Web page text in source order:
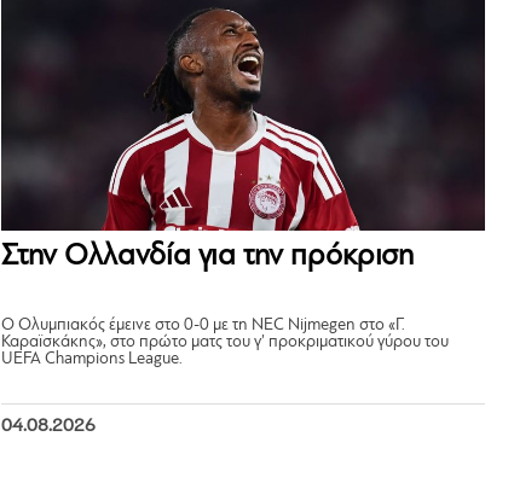
Στην Ολλανδία για την πρόκριση
Ο Ολυμπιακός έμεινε στο 0-0 με τη NEC Nijmegen στο «Γ.
Καραϊσκάκης», στο πρώτο ματς του γ’ προκριματικού γύρου του
UEFA Champions League.
04.08.2026